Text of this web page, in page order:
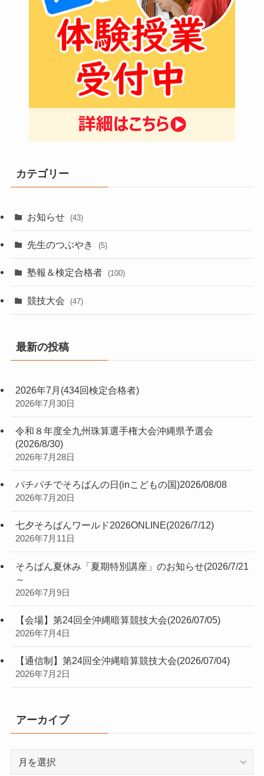
カテゴリー
お知らせ (43)
先生のつぶやき (5)
塾報＆検定合格者 (100)
競技大会 (47)
最新の投稿
2026年7月(434回検定合格者)
2026年7月30日
令和８年度全九州珠算選手権大会沖縄県予選会
(2026/8/30)
2026年7月28日
パチパチでそろばんの日(inこどもの国)2026/08/08
2026年7月20日
七夕そろばんワールド2026ONLINE(2026/7/12)
2026年7月11日
そろばん夏休み「夏期特別講座」のお知らせ(2026/7/21
～
2026年7月9日
【会場】第24回全沖縄暗算競技大会(2026/07/05)
2026年7月4日
【通信制】第24回全沖縄暗算競技大会(2026/07/04)
2026年7月2日
アーカイブ